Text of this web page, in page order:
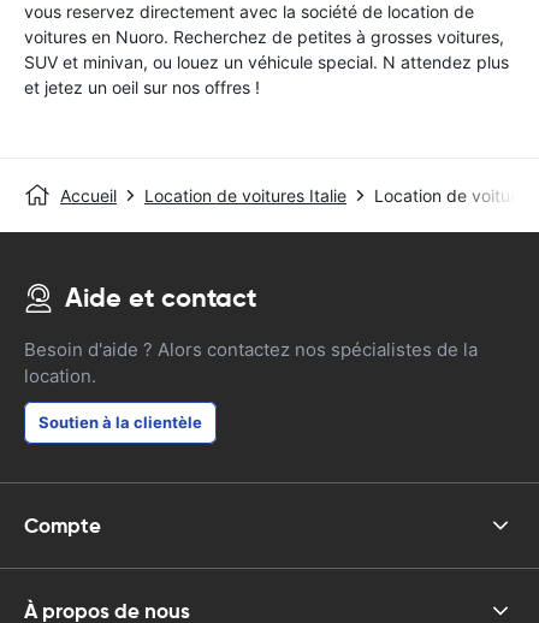
vous reservez directement avec la société de location de
voitures en Nuoro. Recherchez de petites à grosses voitures,
SUV et minivan, ou louez un véhicule special. N attendez plus
et jetez un oeil sur nos offres !
Accueil Location de voitures Italie Location de voitures
Aide et contact
Besoin d'aide ? Alors contactez nos spécialistes de la
location.
Soutien à la clientèle
Compte
À propos de nous